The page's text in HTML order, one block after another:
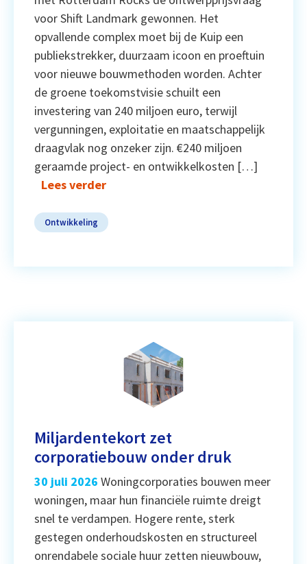
voor Shift Landmark gewonnen. Het
opvallende complex moet bij de Kuip een
publiekstrekker, duurzaam icoon en proeftuin
voor nieuwe bouwmethoden worden. Achter
de groene toekomstvisie schuilt een
investering van 240 miljoen euro, terwijl
vergunningen, exploitatie en maatschappelijk
draagvlak nog onzeker zijn. €240 miljoen
geraamde project- en ontwikkelkosten […]
Lees verder
Ontwikkeling
Miljardentekort zet
corporatiebouw onder druk
30 juli 2026 Woningcorporaties bouwen meer
woningen, maar hun financiële ruimte dreigt
snel te verdampen. Hogere rente, sterk
gestegen onderhoudskosten en structureel
onrendabele sociale huur zetten nieuwbouw,